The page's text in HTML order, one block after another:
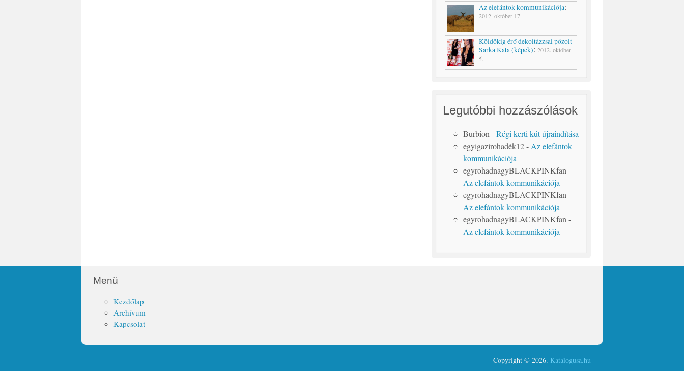
Az elefántok kommunikációja:
2012. október 17.
Köldökig érő dekoltázzsal pózolt
Sarka Kata (képek):2012. október
5.
Legutóbbi hozzászólások
Burbion-Régi kerti kút újraindítása
egyigazirohadék12-Az elefántok
kommunikációja
egyrohadnagyBLACKPINKfan-
Az elefántok kommunikációja
egyrohadnagyBLACKPINKfan-
Az elefántok kommunikációja
egyrohadnagyBLACKPINKfan-
Az elefántok kommunikációja
Menü
Kezdőlap
Archívum
Kapcsolat
Copyright © 2026. Katalogusa.hu